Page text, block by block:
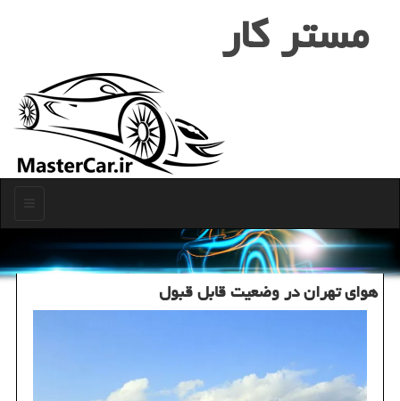
مستر كار
هوای تهران در وضعیت قابل قبول